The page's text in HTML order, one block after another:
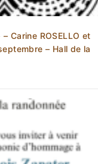
Carine ROSELLO et
– Hall de la